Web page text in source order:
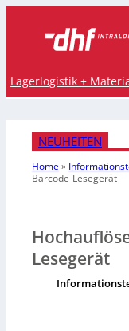
Lagerlogistik +
NEUHEITEN
Home»
Barcode-Lesegerät
Lesegerät